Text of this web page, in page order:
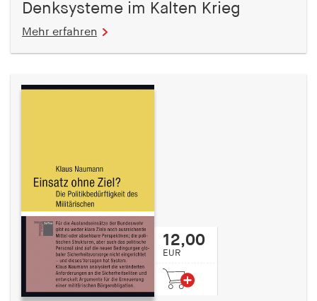
Denksysteme im Kalten Krieg
Mehr erfahren
12,00
EUR